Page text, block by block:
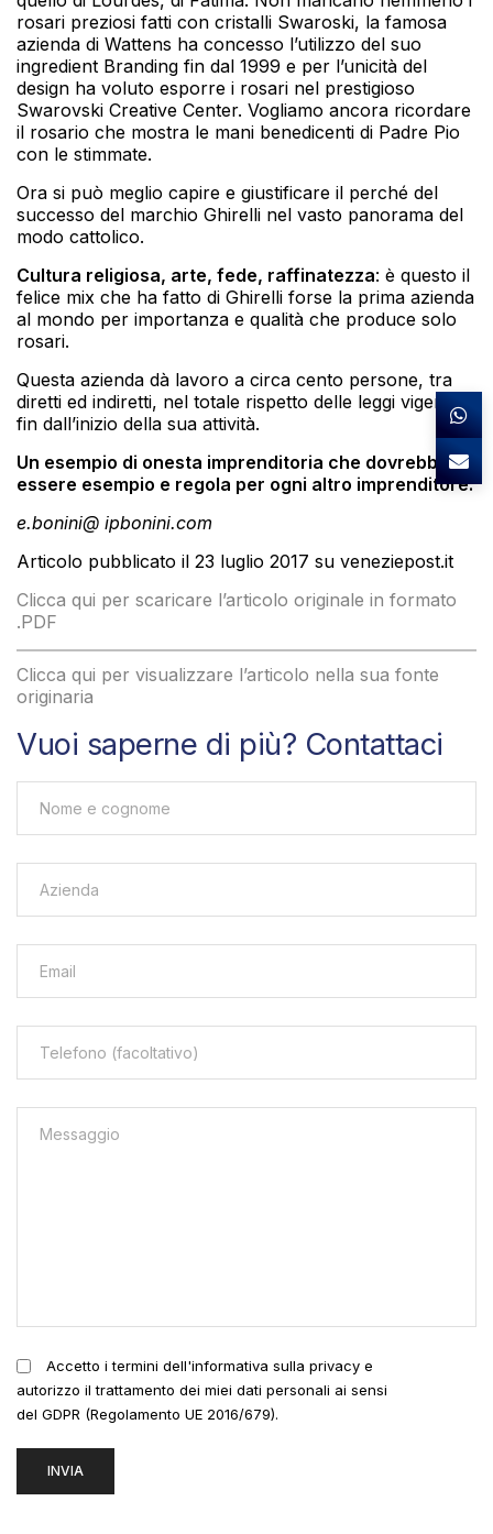
rosari preziosi fatti con cristalli Swaroski, la famosa
azienda di Wattens ha concesso l’utilizzo del suo
ingredient Branding fin dal 1999 e per l’unicità del
design ha voluto esporre i rosari nel prestigioso
Swarovski Creative Center. Vogliamo ancora ricordare
il rosario che mostra le mani benedicenti di Padre Pio
con le stimmate.
Ora si può meglio capire e giustificare il perché del
successo del marchio Ghirelli nel vasto panorama del
modo cattolico.
Cultura religiosa, arte, fede, raffinatezza: è questo il
felice mix che ha fatto di Ghirelli forse la prima azienda
al mondo per importanza e qualità che produce solo
rosari.
Questa azienda dà lavoro a circa cento persone, tra
diretti ed indiretti, nel totale rispetto delle leggi vigenti
fin dall’inizio della sua attività.
Un esempio di onesta imprenditoria che dovrebbe
essere esempio e regola per ogni altro imprenditore.
e.bonini@ ipbonini.com
Articolo pubblicato il 23 luglio 2017 su veneziepost.it
Clicca qui per scaricare l’articolo originale in formato
.PDF
Clicca qui per visualizzare l’articolo nella sua fonte
originaria
Vuoi saperne di più? Contattaci
Accetto i termini dell'informativa sulla privacy e
autorizzo il trattamento dei miei dati personali ai sensi
del GDPR (Regolamento UE 2016/679).